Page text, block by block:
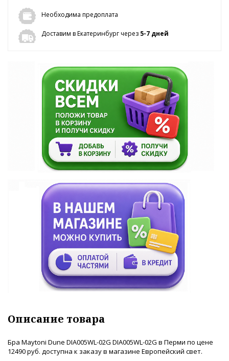
Необходима предоплата
Доставим в Екатеринбург через 5-7 дней
Описание товара
Бра Maytoni Dune DIA005WL-02G DIA005WL-02G в Перми по цене
12490 руб. доступна к заказу в магазине Европейский свет.